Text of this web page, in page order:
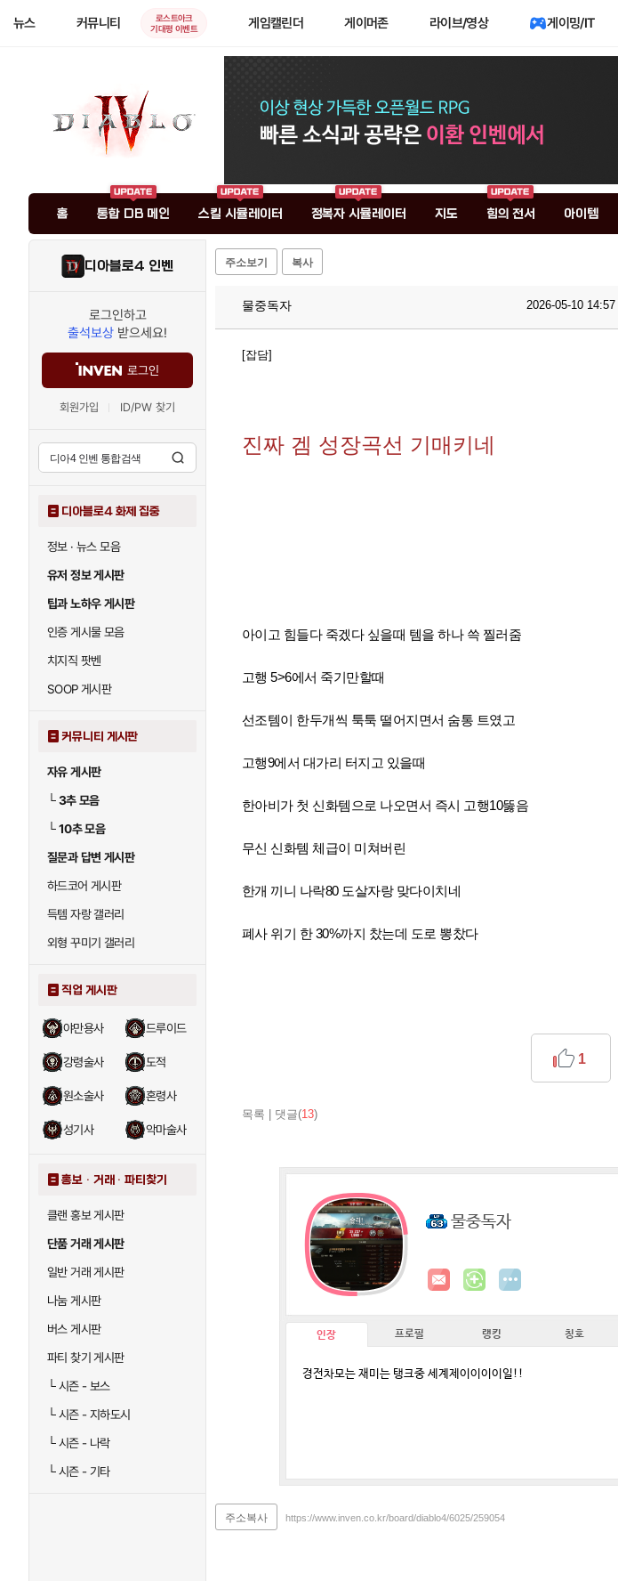
뉴스 커뮤니티
로스트아크
기대평 이벤트
게임캘린더 게이머존 라이브/영상 게이밍/IT
홈 통합 DB 메인 스킬 시뮬레이터 정복자 시뮬레이터 지도 힘의 전서 아이템
디아블로4 인벤
로그인하고
출석보상 받으세요!
로그인
회원가입 ID/PW 찾기
디아블로4 화제 집중
정보 · 뉴스 모음
유저 정보 게시판
팁과 노하우 게시판
인증 게시물 모음
치지직 팟벤
SOOP 게시판
커뮤니티 게시판
자유 게시판
└3추 모음
└10추 모음
질문과 답변 게시판
하드코어 게시판
득템 자랑 갤러리
외형 꾸미기 갤러리
직업 게시판
야만용사 드루이드
강령술사 도적
원소술사 혼령사
성기사 악마술사
홍보 · 거래 · 파티찾기
클랜 홍보 게시판
단품 거래 게시판
일반 거래 게시판
나눔 게시판
버스 게시판
파티 찾기 게시판
└시즌 - 보스
└시즌 - 지하도시
└시즌 - 나락
└시즌 - 기타
주소보기 복사
물중독자 2026-05-10 14:57
[잡담]
진짜 겜 성장곡선 기매키네
아이고 힘들다 죽겠다 싶을때 템을 하나 쓱 찔러줌
고행 5>6에서 죽기만할때
선조템이 한두개씩 툭툭 떨어지면서 숨통 트였고
고행9에서 대가리 터지고 있을때
한아비가 첫 신화템으로 나오면서 즉시 고행10뚫음
무신 신화템 체급이 미쳐버린
한개 끼니 나락80 도살자랑 맞다이치네
폐사 위기 한 30%까지 찼는데 도로 뽕찼다
목록 댓글(13)
1
물중독자
인장 프로필 랭킹 칭호
경전차모는 재미는 탱크중 세계제이이이이일!!
주소복사 https://www.inven.co.kr/board/diablo4/6025/259054